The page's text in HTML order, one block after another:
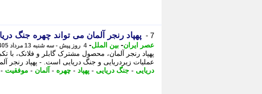
7 - پهپاد رنجر آلمان می تواند چهره جنگ
عصر ایران- بین الملل- 4 روز پیش - سه شنبه 13 مرداد 1405، 07:20
پهپاد رنجر آلمان، محصول مشترک گابلر و فلانک،
عملیات زیردریایی و جنگ دریایی است. - پهپاد رنجر
دریایی - جنگ دریایی - پهپاد - چهره - آلمان - موفقیت -